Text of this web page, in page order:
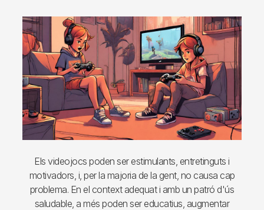
Imagen
Els videojocs poden ser estimulants, entretinguts i
motivadors, i, per la majoria de la gent, no causa cap
problema. En el context adequat i amb un patró d'ús
saludable, a més poden ser educatius, augmentar